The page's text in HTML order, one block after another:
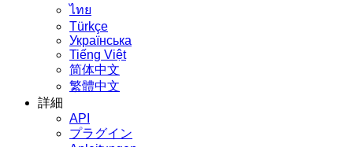
ไทย
Türkçe
Українська
Tiếng Việt
简体中文
繁體中文
詳細
API
プラグイン